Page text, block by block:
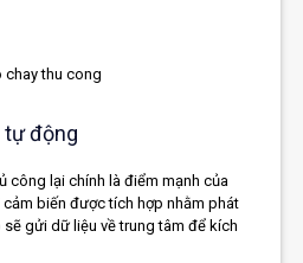
chay thu cong
tự động
công lại chính là điểm mạnh của
biến được tích hợp nhằm phát
gửi dữ liệu về trung tâm để kích